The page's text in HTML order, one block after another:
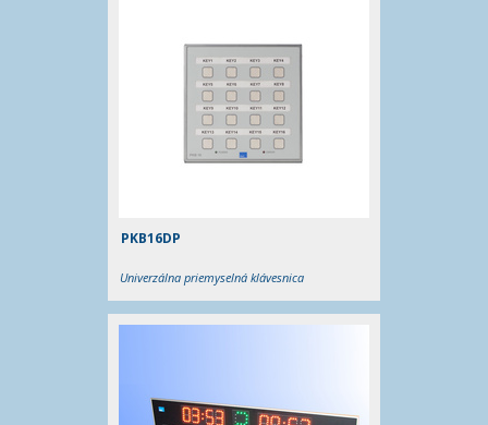
PKB16DP
Univerzálna priemyselná klávesnica